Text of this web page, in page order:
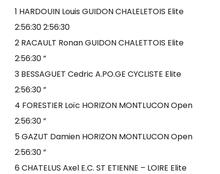
1 HARDOUIN Louis GUIDON CHALELETOIS Elite
2:56:30 2:56:30
2 RACAULT Ronan GUIDON CHALETTOIS Elite
2:56:30 ”
3 BESSAGUET Cedric A.PO.GE CYCLISTE Elite
2:56:30 ”
4 FORESTIER Loïc HORIZON MONTLUCON Open
2:56:30 ”
5 GAZUT Damien HORIZON MONTLUCON Open
2:56:30 ”
6 CHATELUS Axel E.C. ST ETIENNE – LOIRE Elite